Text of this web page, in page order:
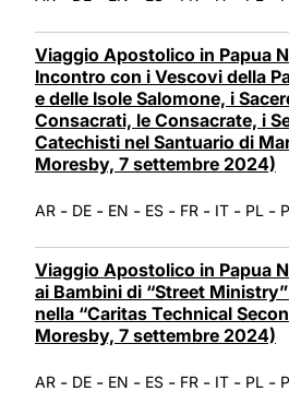
Viaggio Apostolico in Papua
Incontro con i Vescovi della
e delle Isole Salomone, i
Consacrati, le Consacrate, i
Catechisti nel Santuario di
Moresby, 7 settembre 2024)
AR - DE - EN - ES - FR - IT - PL -
Viaggio Apostolico in Papua
ai Bambini di “Street
nella “Caritas Technical
Moresby, 7 settembre 2024)
AR - DE - EN - ES - FR - IT - PL -